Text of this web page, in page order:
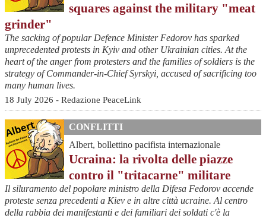
squares against the military "meat
grinder"
The sacking of popular Defence Minister Fedorov has sparked
unprecedented protests in Kyiv and other Ukrainian cities. At the
heart of the anger from protesters and the families of soldiers is the
strategy of Commander-in-Chief Syrskyi, accused of sacrificing too
many human lives.
18 July 2026 - Redazione PeaceLink
CONFLITTI
Albert, bollettino pacifista internazionale
Ucraina: la rivolta delle piazze
contro il "tritacarne" militare
Il siluramento del popolare ministro della Difesa Fedorov accende
proteste senza precedenti a Kiev e in altre città ucraine. Al centro
della rabbia dei manifestanti e dei familiari dei soldati c'è la